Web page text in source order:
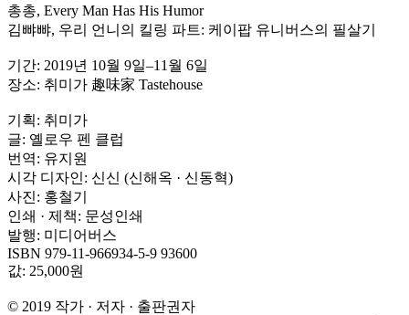
총총, Every Man Has His Humor
김뺘뺘, 우리 언니의 킬링 파트: 케이팝 유니버스의 필살기
기간: 2019년 10월 9일–11월 6일
장소: 취미가 趣味家 Tastehouse
기획: 취미가
글: 옐로우 펜 클럽
번역: 유지원
시각 디자인: 신신 (신해옥 · 신동혁)
사진: 홍철기
인쇄 · 제책: 문성인쇄
발행: 미디어버스
ISBN 979-11-966934-5-9 93600
값: 25,000원
© 2019 작가 · 저자 · 출판권자